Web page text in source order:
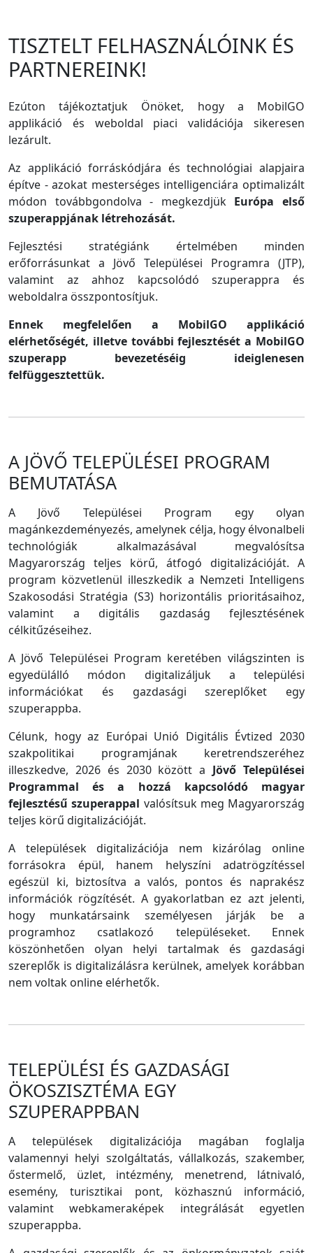
TISZTELT FELHASZNÁLÓINK ÉS
PARTNEREINK!
Ezúton tájékoztatjuk Önöket, hogy a MobilGO
applikáció és weboldal piaci validációja sikeresen
lezárult.
Az applikáció forráskódjára és technológiai alapjaira
építve - azokat mesterséges intelligenciára optimalizált
módon továbbgondolva - megkezdjük Európa első
szuperappjának létrehozását.
Fejlesztési stratégiánk értelmében minden
erőforrásunkat a Jövő Települései Programra (JTP),
valamint az ahhoz kapcsolódó szuperappra és
weboldalra összpontosítjuk.
Ennek megfelelően a MobilGO applikáció
elérhetőségét, illetve további fejlesztését a MobilGO
szuperapp bevezetéséig ideiglenesen
felfüggesztettük.
A JÖVŐ TELEPÜLÉSEI PROGRAM
BEMUTATÁSA
A Jövő Települései Program egy olyan
magánkezdeményezés, amelynek célja, hogy élvonalbeli
technológiák alkalmazásával megvalósítsa
Magyarország teljes körű, átfogó digitalizációját. A
program közvetlenül illeszkedik a Nemzeti Intelligens
Szakosodási Stratégia (S3) horizontális prioritásaihoz,
valamint a digitális gazdaság fejlesztésének
célkitűzéseihez.
A Jövő Települései Program keretében világszinten is
egyedülálló módon digitalizáljuk a települési
információkat és gazdasági szereplőket egy
szuperappba.
Célunk, hogy az Európai Unió Digitális Évtized 2030
szakpolitikai programjának keretrendszeréhez
illeszkedve, 2026 és 2030 között a Jövő Települései
Programmal és a hozzá kapcsolódó magyar
fejlesztésű szuperappal valósítsuk meg Magyarország
teljes körű digitalizációját.
A települések digitalizációja nem kizárólag online
forrásokra épül, hanem helyszíni adatrögzítéssel
egészül ki, biztosítva a valós, pontos és naprakész
információk rögzítését. A gyakorlatban ez azt jelenti,
hogy munkatársaink személyesen járják be a
programhoz csatlakozó településeket. Ennek
köszönhetően olyan helyi tartalmak és gazdasági
szereplők is digitalizálásra kerülnek, amelyek korábban
nem voltak online elérhetők.
TELEPÜLÉSI ÉS GAZDASÁGI
ÖKOSZISZTÉMA EGY
SZUPERAPPBAN
A települések digitalizációja magában foglalja
valamennyi helyi szolgáltatás, vállalkozás, szakember,
őstermelő, üzlet, intézmény, menetrend, látnivaló,
esemény, turisztikai pont, közhasznú információ,
valamint webkameraképek integrálását egyetlen
szuperappba.